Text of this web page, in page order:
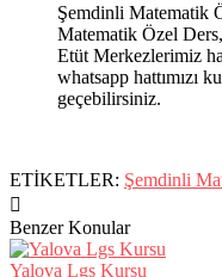
Şemdinli Matematik
Matematik Özel
Etüt Merkezlerimiz
whatsapp hattımızı
geçebilirsiniz.
ETİKETLER: Şemdinli
Benzer Konular
Yalova Lgs Kursu